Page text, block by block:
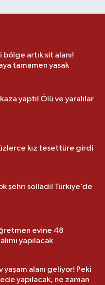
bölge artık sit alanı!
tamamen yasak
yaptı! Ölü ve yaralılar
kız tesettüre girdi
şehri solladı! Türkiye’de
evine 48
yapılacak
yaşam alanı geliyor! Peki
yapılacak, ne zaman